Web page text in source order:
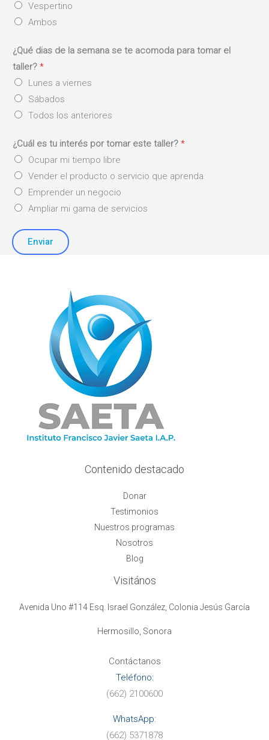
Vespertino
Ambos
¿Qué dias de la semana se te acomoda para tomar el
taller? *
Lunes a viernes
Sábados
Todos los anteriores
¿Cuál es tu interés por tomar este taller? *
Ocupar mi tiempo libre
Vender el producto o servicio que aprenda
Emprender un negocio
Ampliar mi gama de servicios
Enviar
Contenido destacado
Donar
Testimonios
Nuestros programas
Nosotros
Blog
Visitános
Avenida Uno #114 Esq. Israel González, Colonia Jesús García
Hermosillo, Sonora
Contáctanos
Teléfono:
(662) 2100600
WhatsApp:
(662) 5371878